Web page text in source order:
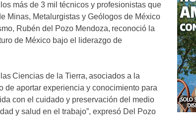
más de 3 mil técnicos y profesionistas que
Minas, Metalurgistas y Geólogos de México
Rubén del Pozo Mendoza, reconoció la
de México bajo el liderazgo de
Ciencias de la Tierra, asociados a la
de aportar experiencia y conocimiento para
con el cuidado y preservación del medio
y salud en el trabajo”, expresó Del Pozo